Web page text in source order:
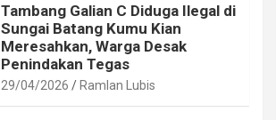
Tambang Galian C Diduga Ilegal di
Sungai Batang Kumu Kian
Meresahkan, Warga Desak
Penindakan Tegas
29/04/2026 Ramlan Lubis